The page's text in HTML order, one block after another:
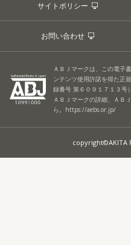
サイトポリシー
お問い合わせ
ＡＢＪマークは、この電子
ンテンツ使用許諾を得た正
録番号 第６０９１７１３号
ＡＢＪマークの詳細、ＡＢ
ら。 https://aebs.or.jp/
copyright©AKITA